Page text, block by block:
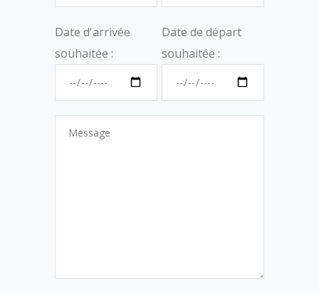
Date d'arrivée
souhaitée :
Date de départ
souhaitée :